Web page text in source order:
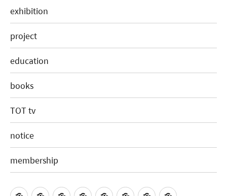
exhibition
project
education
books
TOT tv
notice
membership